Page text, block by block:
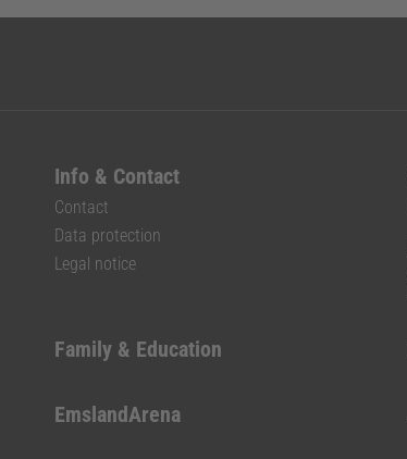
Info & Contact
Contact
Data protection
Legal notice
Family & Education
EmslandArena